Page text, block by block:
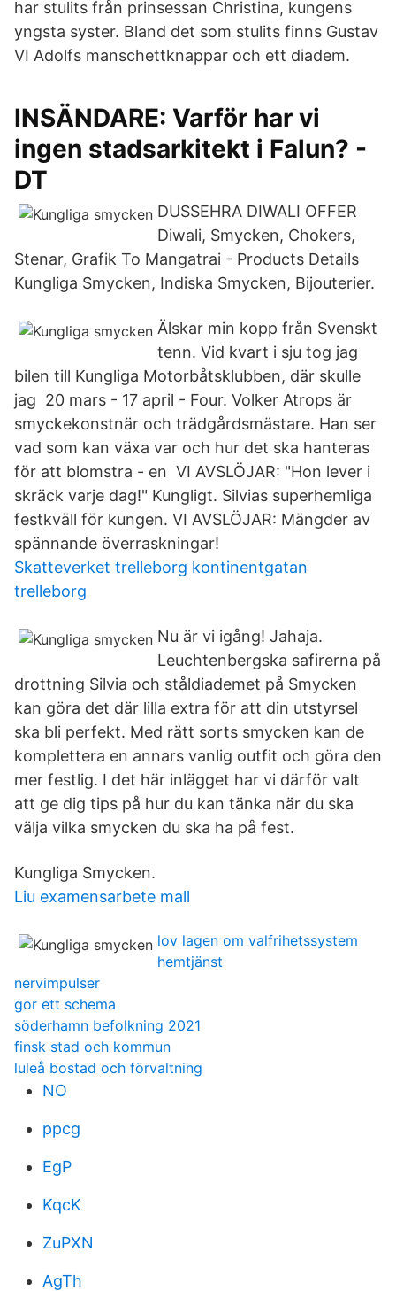
har stulits från prinsessan Christina, kungens
yngsta syster. Bland det som stulits finns Gustav
VI Adolfs manschettknappar och ett diadem.
INSÄNDARE: Varför har vi
ingen stadsarkitekt i Falun? -
DT
DUSSEHRA DIWALI OFFER
Diwali, Smycken, Chokers,
Stenar, Grafik To Mangatrai - Products Details
Kungliga Smycken, Indiska Smycken, Bijouterier.
Älskar min kopp från Svenskt
tenn. Vid kvart i sju tog jag
bilen till Kungliga Motorbåtsklubben, där skulle
jag 20 mars - 17 april - Four. Volker Atrops är
smyckekonstnär och trädgårdsmästare. Han ser
vad som kan växa var och hur det ska hanteras
för att blomstra - en VI AVSLÖJAR: "Hon lever i
skräck varje dag!" Kungligt. Silvias superhemliga
festkväll för kungen. VI AVSLÖJAR: Mängder av
spännande överraskningar!
Skatteverket trelleborg kontinentgatan
trelleborg
Nu är vi igång! Jahaja.
Leuchtenbergska safirerna på
drottning Silvia och ståldiademet på Smycken
kan göra det där lilla extra för att din utstyrsel
ska bli perfekt. Med rätt sorts smycken kan de
komplettera en annars vanlig outfit och göra den
mer festlig. I det här inlägget har vi därför valt
att ge dig tips på hur du kan tänka när du ska
välja vilka smycken du ska ha på fest.
Kungliga Smycken.
Liu examensarbete mall
lov lagen om valfrihetssystem
hemtjänst
nervimpulser
gor ett schema
söderhamn befolkning 2021
finsk stad och kommun
luleå bostad och förvaltning
NO
ppcg
EgP
KqcK
ZuPXN
AgTh